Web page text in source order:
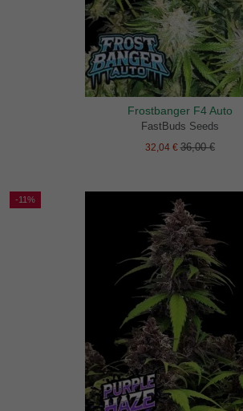
Frostbanger F4 Auto
FastBuds Seeds
32,04 €36,00 €
-11%